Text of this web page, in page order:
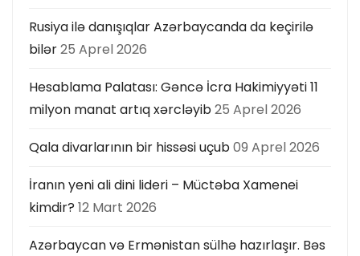
Rusiya ilə danışıqlar Azərbaycanda da keçirilə
bilər25 Aprel 2026
Hesablama Palatası: Gəncə İcra Hakimiyyəti 11
milyon manat artıq xərcləyib25 Aprel 2026
Qala divarlarının bir hissəsi uçub09 Aprel 2026
İranın yeni ali dini lideri – Müctəba Xamenei
kimdir? 12 Mart 2026
Azərbaycan və Ermənistan sülhə hazırlaşır. Bəs